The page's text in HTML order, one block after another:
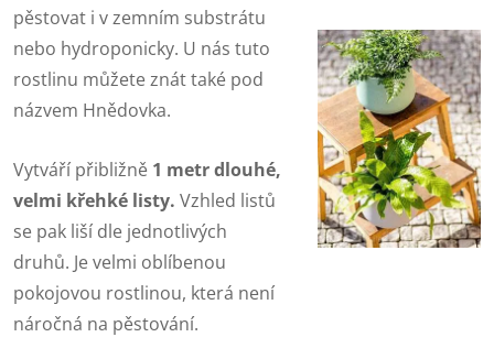
pěstovat i v zemním substrátu
nebo hydroponicky. U nás tuto
rostlinu můžete znát také pod
názvem Hnědovka.
Vytváří přibližně 1 metr dlouhé,
velmi křehké listy. Vzhled listů
se pak liší dle jednotlivých
druhů. Je velmi oblíbenou
pokojovou rostlinou, která není
náročná na pěstování.